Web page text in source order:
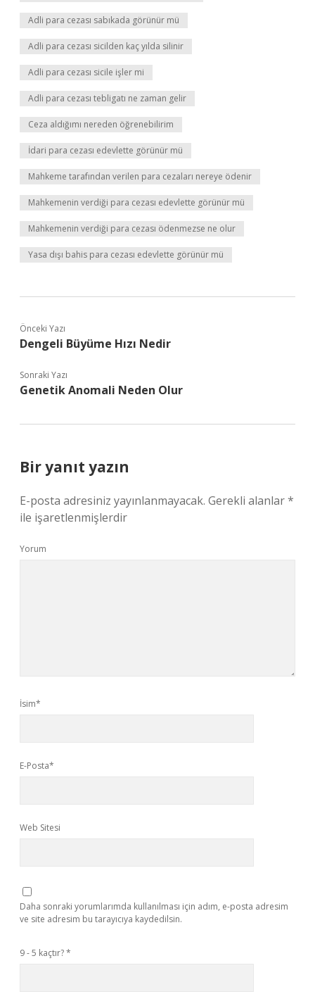
Adli para cezası sabıkada görünür mü
Adli para cezası sicilden kaç yılda silinir
Adli para cezası sicile işler mi
Adli para cezası tebligatı ne zaman gelir
Ceza aldığımı nereden öğrenebilirim
İdari para cezası edevlette görünür mü
Mahkeme tarafından verilen para cezaları nereye ödenir
Mahkemenin verdiği para cezası edevlette görünür mü
Mahkemenin verdiği para cezası ödenmezse ne olur
Yasa dışı bahis para cezası edevlette görünür mü
Önceki Yazı
Dengeli Büyüme Hızı Nedir
Sonraki Yazı
Genetik Anomali Neden Olur
Bir yanıt yazın
E-posta adresiniz yayınlanmayacak. Gerekli alanlar*
ile işaretlenmişlerdir
Yorum
İsim*
E-Posta*
Web Sitesi
Daha sonraki yorumlarımda kullanılması için adım, e-posta adresim
ve site adresim bu tarayıcıya kaydedilsin.
9 - 5 kaçtır?*